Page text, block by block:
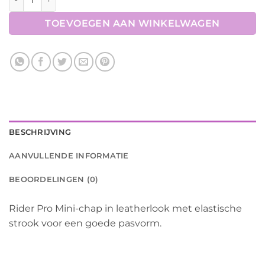
TOEVOEGEN AAN WINKELWAGEN
BESCHRIJVING
AANVULLENDE INFORMATIE
BEOORDELINGEN (0)
Rider Pro Mini-chap in leatherlook met elastische
strook voor een goede pasvorm.